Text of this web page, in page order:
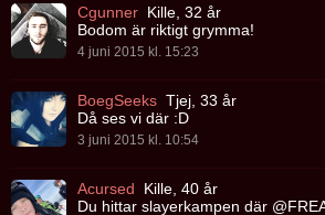
Cgunner Kille, 32 år
Bodom är riktigt grymma!
4 juni 2015 kl. 15:23
BoegSeeks Tjej, 33 år
Då ses vi där :D
3 juni 2015 kl. 10:54
Acursed
Kille, 40 år
Du hittar slayerkampen där